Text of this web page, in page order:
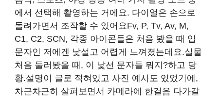
에서 선택해 촬영하는 거에요. 다이얼은 손으로
돌려가면서 조작할 수 있어요Fv, P, Tv, Av, M,
C1, C2, SCN, 각종 아이콘들은 처음 봤을 때 입
문자인 저에겐 낯설고 어렵게 느껴졌는데요.실물
처음 둘러봤을 때, 이 낯선 문자들 뭐지?하고 당
황.설명이 글로 적혀있고 사진 예시도 있었기에,
차근차근히 살펴보면서 카메라에 한걸음 다가갈